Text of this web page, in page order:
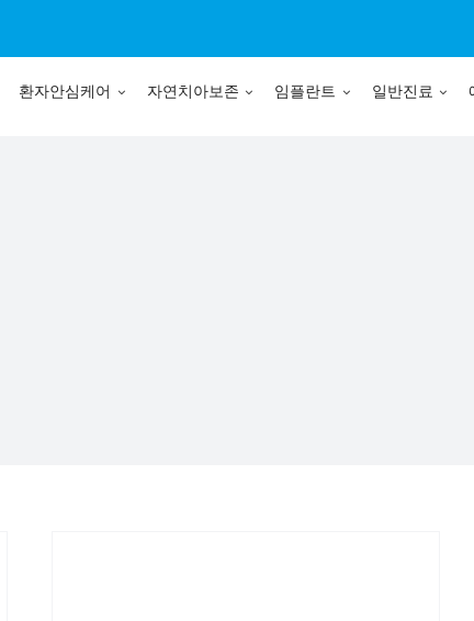
환자안심케어 자연치아보존 임플란트 일반진료